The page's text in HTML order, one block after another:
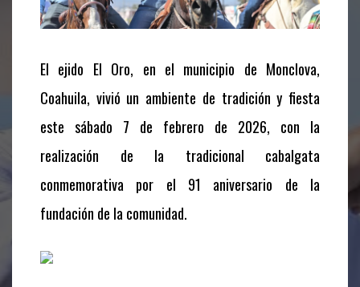
El ejido El Oro, en el municipio de Monclova,
Coahuila, vivió un ambiente de tradición y fiesta
este sábado 7 de febrero de 2026, con la
realización de la tradicional cabalgata
conmemorativa por el 91 aniversario de la
fundación de la comunidad.